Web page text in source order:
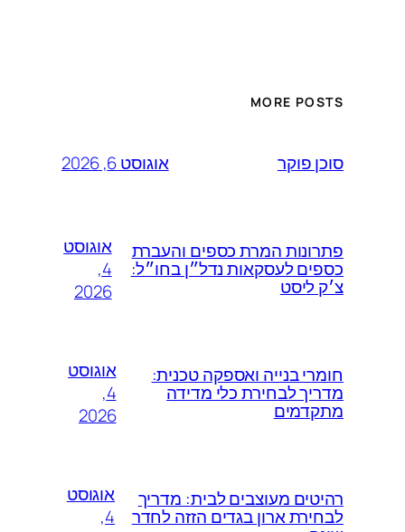
MORE POSTS
סוכן פוקר אוגוסט 6, 2026
פתרונות המרת כספים והעברת
כספים לעסקאות נדל״ן בחו״ל:
צ׳ק ליסט
אוגוסט
4,
2026
חומרי בנייה ואספקה טכנית:
מדריך לבחירת כלי מדידה
מתקדמים
אוגוסט
4,
2026
רהיטים מעוצבים לבית: מדריך
לבחירת ארון בגדים הזזה לחדר
אוגוסט
4,